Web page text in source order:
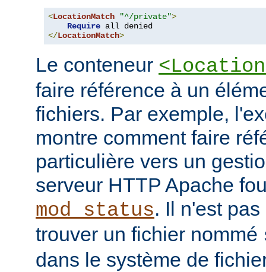
<LocationMatch "^/private">
Require
</LocationMatch>
Le conteneur
faire référence à un
fichiers. Par exemple,
montre comment faire
particulière vers un
serveur HTTP Apache
mod_status. Il n'est
trouver un fichier nommé
dans le système de